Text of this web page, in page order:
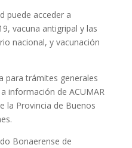
puede acceder a
vacuna antigripal y las
nacional, y vacunación
para trámites generales
información de ACUMAR
la Provincia de Buenos
Bonaerense de